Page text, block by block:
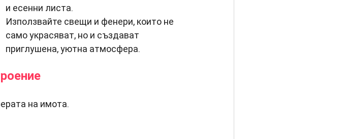
и есенни листа.
Използвайте свещи и фенери, които не
само украсяват, но и създават
приглушена, уютна атмосфера.
на имота.